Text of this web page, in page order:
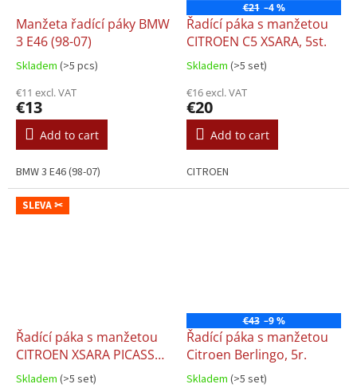
Manžeta řadící páky BMW
3 E46 (98-07)
Skladem (>5 pcs)
€11 excl. VAT
€13
Add to cart
BMW 3 E46 (98-07)
€21 –4 %
Řadící páka s manžetou
CITROEN C5 XSARA, 5st.
Skladem (>5 set)
€16 excl. VAT
€20
Add to cart
CITROEN
SLEVA ✂
Řadící páka s manžetou
CITROEN XSARA PICASSO,
5st.
Skladem (>5 set)
€43 –9 %
Řadící páka s manžetou
Citroen Berlingo, 5r.
Skladem (>5 set)